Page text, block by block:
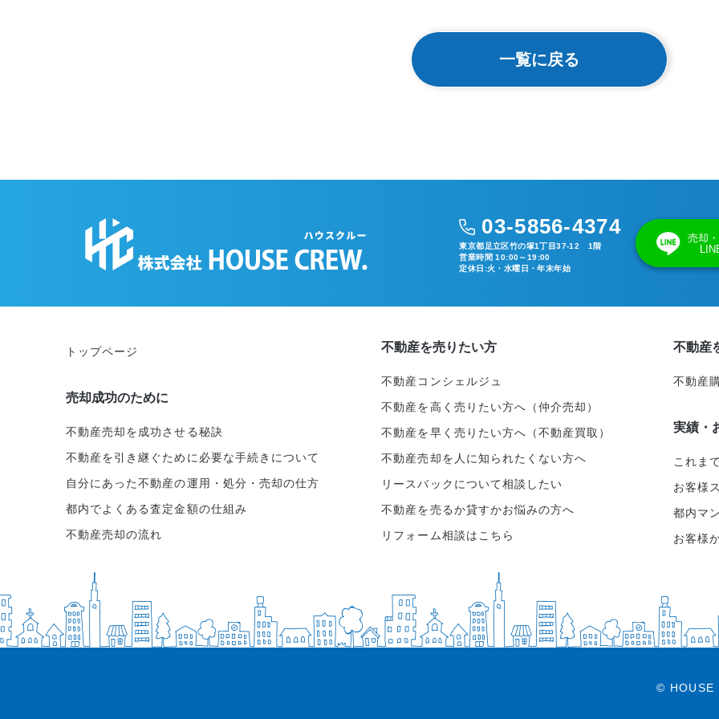
一覧に戻る
03-5856-4374
東京都足立区竹の塚1丁目37-12 1階
営業時間 10:00～19:00
定休日:火・水曜日・年末年始
売却
トップページ
売却成功のために
不動産売却を成功させる秘訣
不動産を引き継ぐために必要な手続きについて
自分にあった不動産の運用・処分・売却の仕方
都内でよくある査定金額の仕組み
不動産売却の流れ
不動産を売りたい方
不動産コンシェルジュ
不動産を高く売りたい方へ（仲介売却）
不動産を早く売りたい方へ（不動産買取）
不動産売却を人に知られたくない方へ
リースバックについて相談したい
不動産を売るか貸すかお悩みの方へ
リフォーム相談はこちら
不動産
不動産
実績・
これま
お客様
都内マ
お客様
©